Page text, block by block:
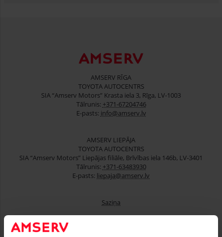
AMSERV RĪGA
TOYOTA AUTOCENTRS
SIA “Amserv Motors” Krasta iela 3, Rīga, LV-1003
Tālrunis: +371-67204746
E-pasts: info@amserv.lv
AMSERV LIEPĀJA
TOYOTA AUTOCENTRS
SIA “Amserv Motors” Liepājas filiāle, Brīvības iela 146b, LV-3401
Tālrunis: +371-63483930
E-pasts: liepaja@amserv.lv
Saziņa